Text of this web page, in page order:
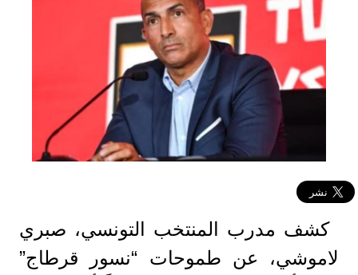
كشف مدرب المنتخب التونسي، صبري
لاموشي، عن طموحات “نسور قرطاج”